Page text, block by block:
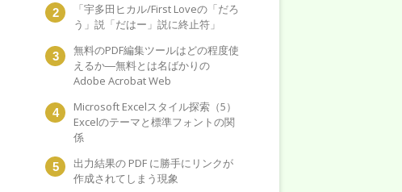
「宇多田ヒカル/First Loveの「だろ
う」説「だはー」説に終止符」
無料のPDF編集ツールはどの程度使
えるか―無料とは名ばかりの
Adobe Acrobat Web
Microsoft Excelスタイル探索（5）
Excelのテーマと標準フォントの関
係
出力結果の PDF に勝手にリンクが
作成されてしまう現象